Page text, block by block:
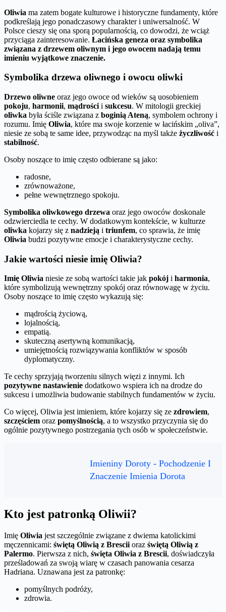
Oliwia ma zatem bogate kulturowe i historyczne fundamenty, które
podkreślają jego ponadczasowy charakter i uniwersalność. W
Polsce cieszy się ona sporą popularnością, co dowodzi, że wciąż
przyciąga zainteresowanie. Łacińska geneza oraz symbolika
związana z drzewem oliwnym i jego owocem nadają temu
imieniu wyjątkowe znaczenie.
Symbolika drzewa oliwnego i owocu oliwki
Drzewo oliwne oraz jego owoce od wieków są uosobieniem
pokoju, harmonii, mądrości i sukcesu. W mitologii greckiej
oliwka była ściśle związana z boginią Ateną, symbolem ochrony i
rozumu. Imię Oliwia, które ma swoje korzenie w łacińskim „oliva”,
niesie ze sobą te same idee, przywodząc na myśl także życzliwość i
stabilność.
Osoby noszące to imię często odbierane są jako:
radosne,
zrównoważone,
pełne wewnętrznego spokoju.
Symbolika oliwkowego drzewa oraz jego owoców doskonale
odzwierciedla te cechy. W dodatkowym kontekście, w kulturze
oliwka kojarzy się z nadzieją i triunfem, co sprawia, że imię
Oliwia budzi pozytywne emocje i charakterystyczne cechy.
Jakie wartości niesie imię Oliwia?
Imię Oliwia niesie ze sobą wartości takie jak pokój i harmonia,
które symbolizują wewnętrzny spokój oraz równowagę w życiu.
Osoby noszące to imię często wykazują się:
mądrością życiową,
lojalnością,
empatią.
skuteczną asertywną komunikacją,
umiejętnością rozwiązywania konfliktów w sposób
dyplomatyczny.
Te cechy sprzyjają tworzeniu silnych więzi z innymi. Ich
pozytywne nastawienie dodatkowo wspiera ich na drodze do
sukcesu i umożliwia budowanie stabilnych fundamentów w życiu.
Co więcej, Oliwia jest imieniem, które kojarzy się ze zdrowiem,
szczęściem oraz pomyślnością, a to wszystko przyczynia się do
ogólnie pozytywnego postrzegania tych osób w społeczeństwie.
Imieniny Doroty - Pochodzenie I
Znaczenie Imienia Dorota
Kto jest patronką Oliwii?
Imię Oliwia jest szczególnie związane z dwiema katolickimi
męczennicami: świętą Oliwią z Brescii oraz świętą Oliwią z
Palermo. Pierwsza z nich, święta Oliwia z Brescii, doświadczyła
prześladowań za swoją wiarę w czasach panowania cesarza
Hadriana. Uznawana jest za patronkę:
pomyślnych podróży,
zdrowia.